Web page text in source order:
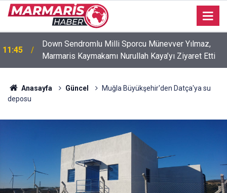
11:45
Down Sendromlu Milli Sporcu Münevver Yılmaz,
Marmaris Kaymakamı Nurullah Kaya’yı Ziyaret Etti
Anasayfa Güncel
Muğla Büyükşehir'den Datça'ya su
deposu